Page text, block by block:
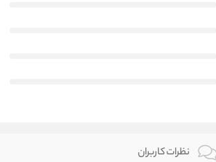
نظرات کاربران